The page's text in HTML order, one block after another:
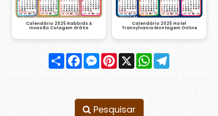
Calendário 2025 Rabbids A
Invasão Colagem Grátis
Calendário 2025 Hotel
Transylvania Montagem Online
Compartilhar
FacebookMessenger
Pinterest
X WhatsApp
Pesquisar